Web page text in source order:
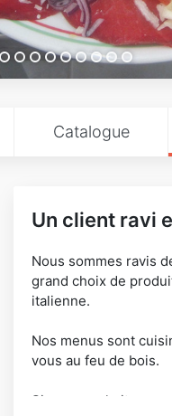
Catalogue
Un client ravi
Nous sommes ravis
grand choix de
italienne.
Nos menus sont
vous au feu de bois.
Si vous souhaitez